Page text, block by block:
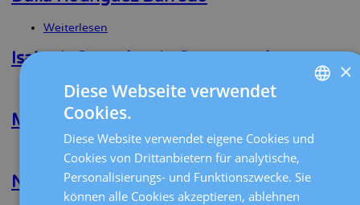
Weiterlesen
Rodríguez
Isabeth Gonzalez de Campagnolo
Weiterlesen über
Gonzalez
de
Campagnolo
Manuel Álvarez Almodóvar
Weiterlesen
Manuel
Álvarez
Almodóvar
Nikolaos Polyzos
CATALÀ
×
Diese Webseite verwendet
Cookies.
Diese Website verwendet eigene Cookies und
Cookies von Drittanbietern für analytische,
Personalisierungs- und Funktionszwecke. Sie
können alle Cookies akzeptieren, ablehnen